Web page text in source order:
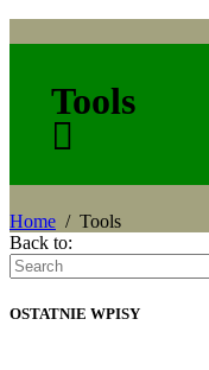
Tools
Home
Tools
Back to:
OSTATNIE WPISY